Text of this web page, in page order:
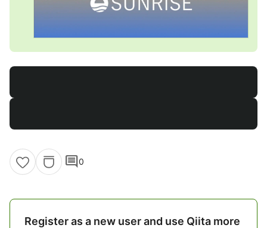
comment0
Register as a new user and use Qiita more